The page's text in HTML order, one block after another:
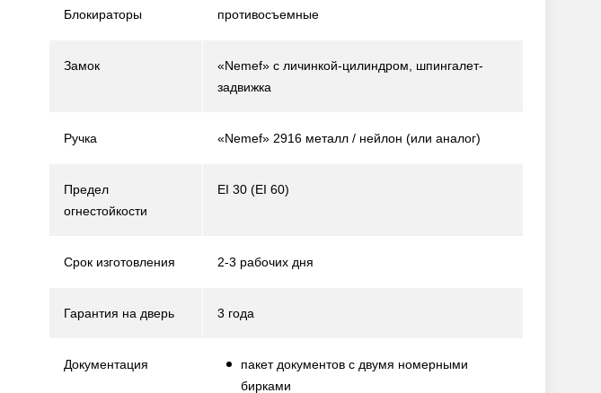
Блокираторы противосъемные
Замок
«Nemef» с личинкой-цилиндром, шпингалет-
задвижка
Ручка «Nemef» 2916 металл / нейлон (или аналог)
Предел
огнестойкости
EI 30 (EI 60)
Срок изготовления 2-3 рабочих дня
Гарантия на дверь 3 года
Документация
пакет документов с двумя номерными
бирками